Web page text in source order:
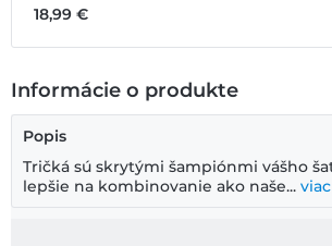
18,99 €
Informácie o produkte
Popis
Tričká sú skrytými šampiónmi vášho
lepšie na kombinovanie ako naše... viac